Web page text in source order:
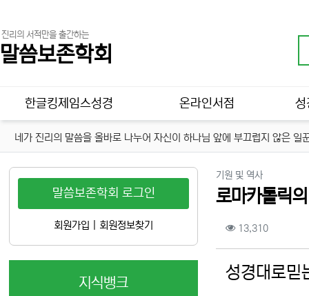
진리의 서적만을 출간하는
말씀보존학회
메인 메뉴
한글킹제임스성경 온라인서점 성
네가 진리의 말씀을 올바로 나누어 자신이 하나님 앞에 부끄럽지 않은
기원 및 역사분류
로마카톨릭
컨텐츠 정보
13,310조회
성경대로믿
말씀보존학회 로그인
회원가입 회원정보찾기
지식뱅크